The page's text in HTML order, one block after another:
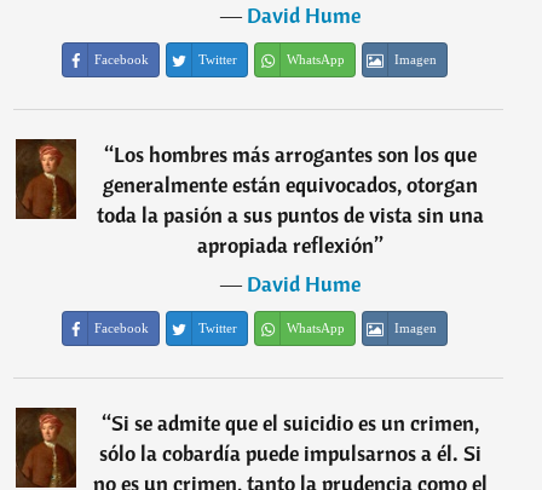
―David Hume
Facebook Twitter WhatsApp Imagen
“Los hombres más arrogantes son los que
generalmente están equivocados, otorgan
toda la pasión a sus puntos de vista sin una
apropiada reflexión”
―David Hume
Facebook Twitter WhatsApp Imagen
“Si se admite que el suicidio es un crimen,
sólo la cobardía puede impulsarnos a él. Si
no es un crimen, tanto la prudencia como el